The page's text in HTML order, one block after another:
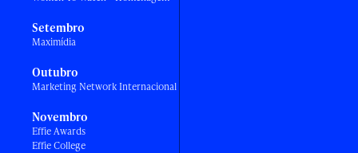
Setembro
Maximídia
Outubro
Marketing Network Internacional
Novembro
Effie Awards
Effie College